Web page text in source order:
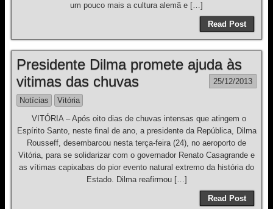
um pouco mais a cultura alemã e […]
Read Post
Presidente Dilma promete ajuda às
vitimas das chuvas
25/12/2013
Notícias
Vitória
VITÓRIA – Após oito dias de chuvas intensas que atingem o
Espírito Santo, neste final de ano, a presidente da República, Dilma
Rousseff, desembarcou nesta terça-feira (24), no aeroporto de
Vitória, para se solidarizar com o governador Renato Casagrande e
as vítimas capixabas do pior evento natural extremo da história do
Estado. Dilma reafirmou […]
Read Post